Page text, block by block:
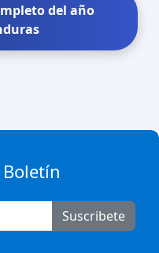
del año
Suscribete